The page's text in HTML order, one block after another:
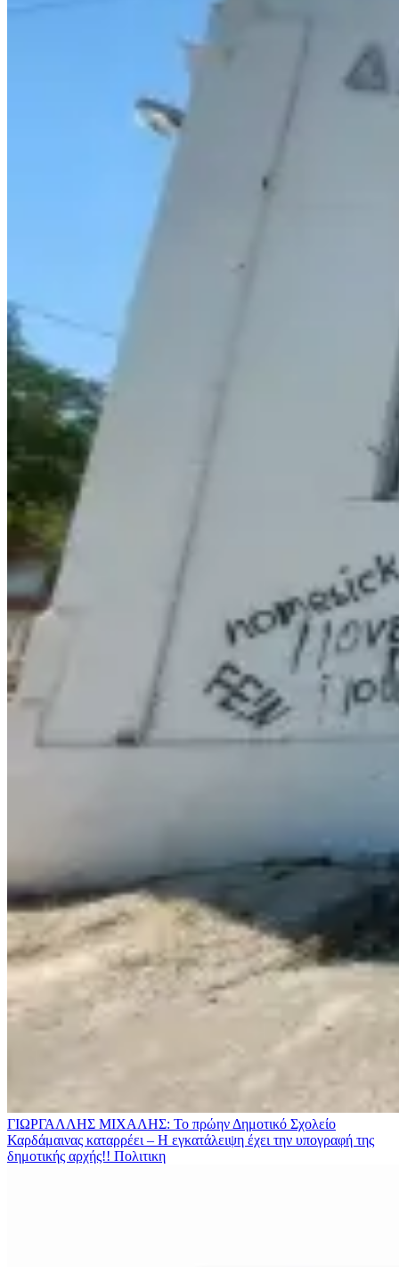
ΓΙΩΡΓΑΛΛΗΣ ΜΙΧΑΛΗΣ: Το πρώην Δημοτικό Σχολείο
Καρδάμαινας καταρρέει – Η εγκατάλειψη έχει την υπογραφή της
δημοτικής αρχής!! Πολιτικη